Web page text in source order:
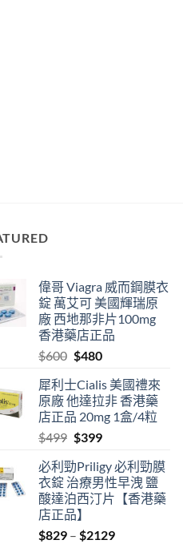
偉哥 Viagra 威而鋼膜衣
錠 萬艾可 美國輝瑞原
廠 西地那非片100mg
香港藥店正品
$600 Original
was:
$600.
$480Current
is:
$480.
犀利士Cialis 美國禮來
原廠 他達拉非 香港藥
店正品 20mg 1盒/4粒
$499 Original
was:
$499.
$399Current
is:
$399.
必利勁Priligy 必利勁膜
衣錠 治療男性早洩 鹽
酸達泊西汀片【香港藥
店正品】
$829 – $2129Price